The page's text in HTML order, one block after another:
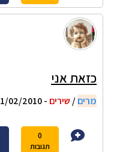
כזאת אני
מרים/ שירים - 01/02/2010 19:47
0
תגובות